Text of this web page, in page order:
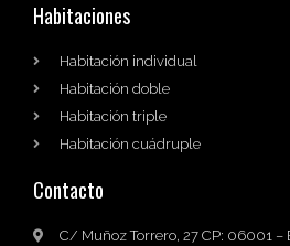
Habitaciones
Habitación individual
Habitación doble
Habitación triple
Habitación cuádruple
Contacto
C/ Muñoz Torrero, 27 CP: 06001 –